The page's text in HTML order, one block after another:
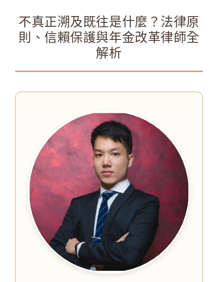
不真正溯及既往是什麼？法律原
則、信賴保護與年金改革律師全
解析